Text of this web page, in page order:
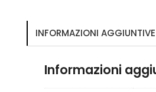
INFORMAZIONI AGGIUNTIVE
Informazioni